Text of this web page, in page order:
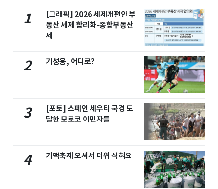
1
[그래픽] 2026 세제개편안 부
동산 세제 합리화-종합부동산
세
2 기성용, 어디로?
3
[포토] 스페인 세우타 국경 도
달한 모로코 이민자들
4 가맥축제 오셔서 더위 식혀요